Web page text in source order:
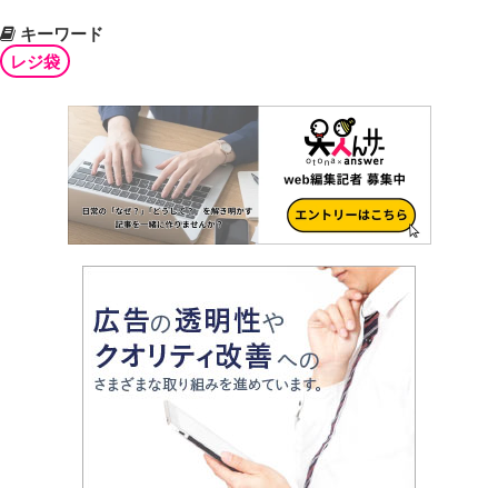
キーワード
レジ袋